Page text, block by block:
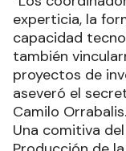
experticia, la
capacidad
también
proyectos de
aseveró el
Camilo Orrabalis.
Una comitiva